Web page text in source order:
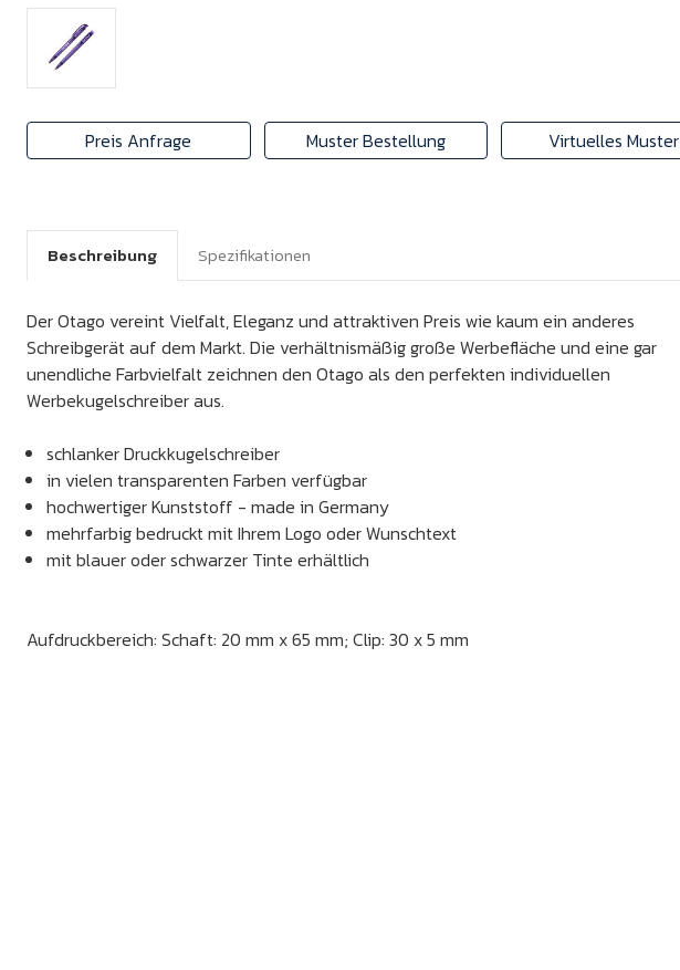
Preis Anfrage Muster Bestellung Virtuelles Muster
Beschreibung Spezifikationen
Der Otago vereint Vielfalt, Eleganz und attraktiven Preis wie kaum ein anderes
Schreibgerät auf dem Markt. Die verhältnismäßig große Werbefläche und eine gar
unendliche Farbvielfalt zeichnen den Otago als den perfekten individuellen
Werbekugelschreiber aus.
schlanker Druckkugelschreiber
in vielen transparenten Farben verfügbar
hochwertiger Kunststoff - made in Germany
mehrfarbig bedruckt mit Ihrem Logo oder Wunschtext
mit blauer oder schwarzer Tinte erhältlich
Aufdruckbereich: Schaft: 20 mm x 65 mm; Clip: 30 x 5 mm